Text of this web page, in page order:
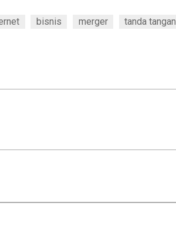
bisnis merger tanda tangan